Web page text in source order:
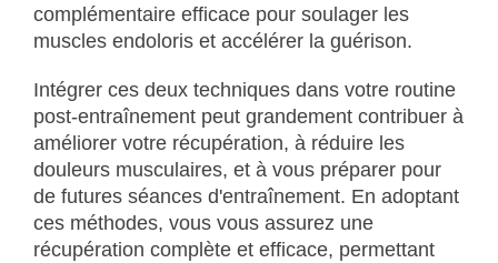
complémentaire efficace pour soulager les
muscles endoloris et accélérer la guérison.
Intégrer ces deux techniques dans votre routine
post-entraînement peut grandement contribuer à
améliorer votre récupération, à réduire les
douleurs musculaires, et à vous préparer pour
de futures séances d'entraînement. En adoptant
ces méthodes, vous vous assurez une
récupération complète et efficace, permettant